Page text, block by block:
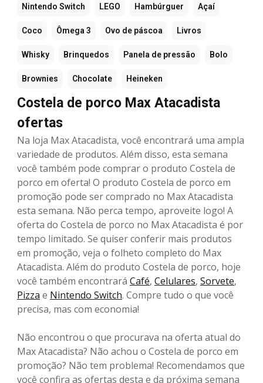
Nintendo Switch LEGO Hambúrguer Açaí
Coco Ômega 3 Ovo de páscoa Livros
Whisky Brinquedos Panela de pressão Bolo
Brownies Chocolate Heineken
Costela de porco Max Atacadista
ofertas
Na loja Max Atacadista, você encontrará uma ampla
variedade de produtos. Além disso, esta semana
você também pode comprar o produto Costela de
porco em oferta! O produto Costela de porco em
promoção pode ser comprado no Max Atacadista
esta semana. Não perca tempo, aproveite logo! A
oferta do Costela de porco no Max Atacadista é por
tempo limitado. Se quiser conferir mais produtos
em promoção, veja o folheto completo do Max
Atacadista. Além do produto Costela de porco, hoje
você também encontrará Café, Celulares, Sorvete,
Pizza e Nintendo Switch. Compre tudo o que você
precisa, mas com economia!
Não encontrou o que procurava na oferta atual do
Max Atacadista? Não achou o Costela de porco em
promoção? Não tem problema! Recomendamos que
você confira as ofertas desta e da próxima semana